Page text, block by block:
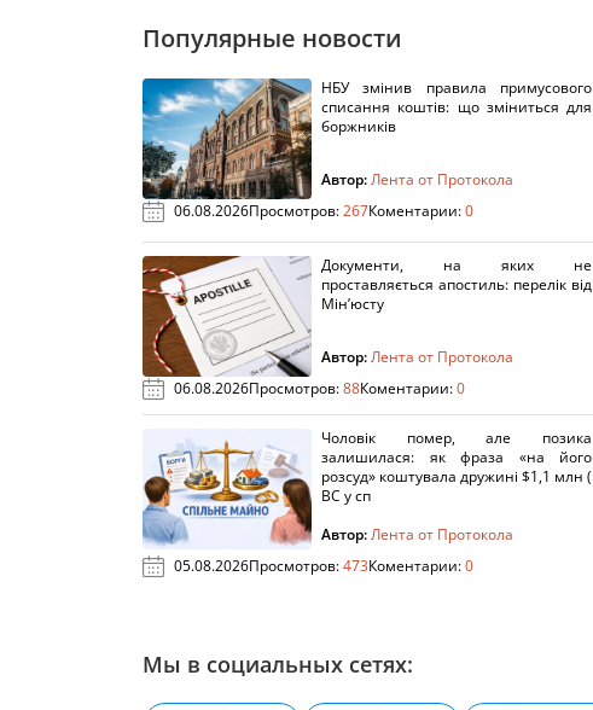
Популярные новости
НБУ змінив правила примусового
списання коштів: що зміниться для
боржників
Автор:Лента от Протокола
06.08.2026Просмотров:267Коментарии:0
Документи, на яких не
проставляється апостиль: перелік від
Мін’юсту
Автор:Лента от Протокола
06.08.2026Просмотров:88Коментарии:0
Чоловік помер, але позика
залишилася: як фраза «на його
розсуд» коштувала дружині $1,1 млн (
ВС у сп
Автор:Лента от Протокола
05.08.2026Просмотров:473Коментарии:0
Мы в социальных сетях: